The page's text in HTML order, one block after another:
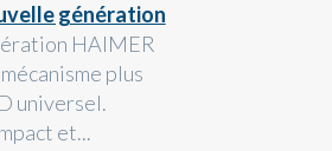
génération
HAIMER
plus
universel.
et...